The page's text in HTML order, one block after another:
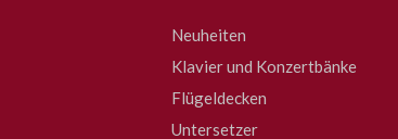
Neuheiten
Klavier und Konzertbänke
Flügeldecken
Untersetzer